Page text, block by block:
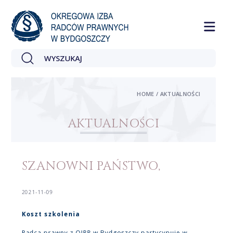
AKTUALNOŚCI
HOME / AKTUALNOŚCI
SZANOWNI PAŃSTWO,
2021-11-09
Koszt szkolenia